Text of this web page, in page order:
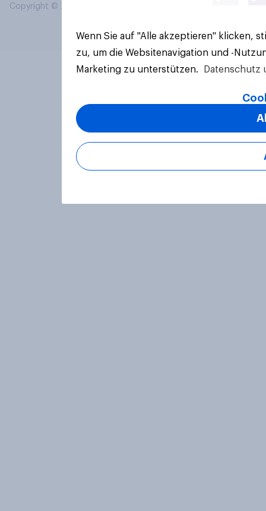
Copyright © 2026 YouGov PLC. Alle Rechte vorbehalten.
Wenn Sie auf "Alle akzeptieren" klicken,
zu, um die Websitenavigation und -
Marketing zu unterstützen.
Datenschutz